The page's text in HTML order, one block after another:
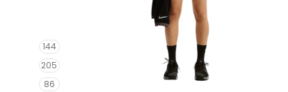
144
205
86